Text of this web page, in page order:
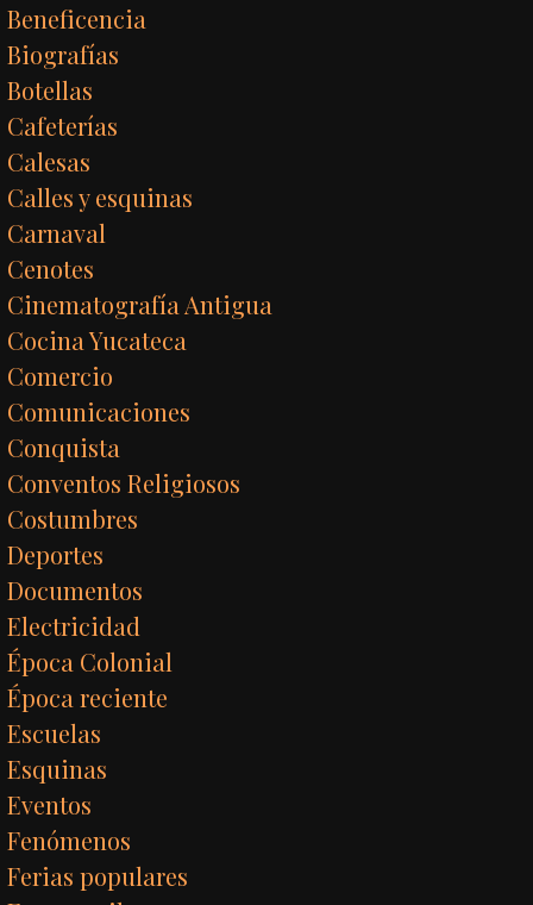
Beneficencia
Biografías
Botellas
Cafeterías
Calesas
Calles y esquinas
Carnaval
Cenotes
Cinematografía Antigua
Cocina Yucateca
Comercio
Comunicaciones
Conquista
Conventos Religiosos
Costumbres
Deportes
Documentos
Electricidad
Época Colonial
Época reciente
Escuelas
Esquinas
Eventos
Fenómenos
Ferias populares